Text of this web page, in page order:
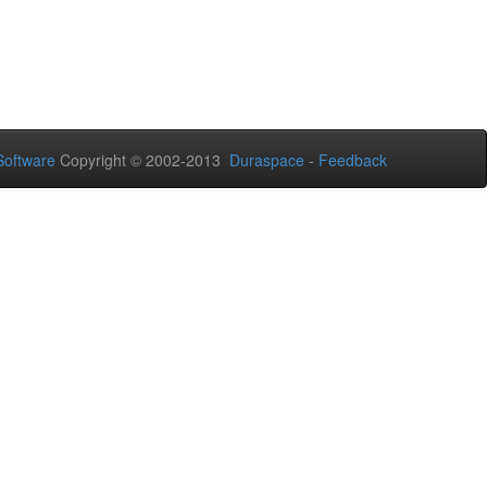
Copyright © 2002-2013 Duraspace - Feedback